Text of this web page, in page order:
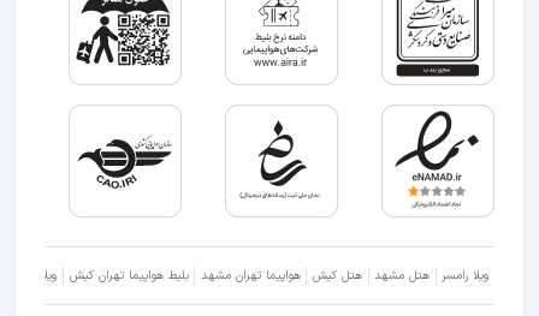
ویلا رامسر هتل مشهد هتل کیش هواپیما تهران مشهد بلیط هواپیما تهران کیش ویلا شمال